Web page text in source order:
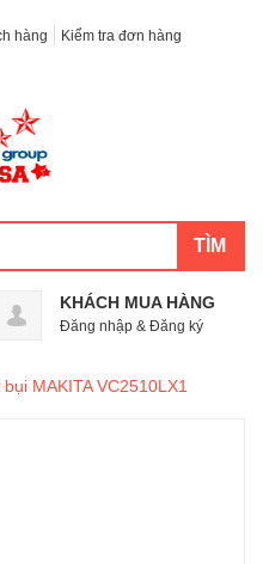
hàng Kiểm tra đơn hàng
KHÁCH MUA HÀNG
Đăng nhập & Đăng ký
MAKITA VC2510LX1